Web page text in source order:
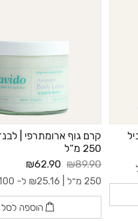
קרם גוף ארומתרפי |
250 מ”ל
₪89.90
₪62.90
250 מ״ל | ₪25.16 ל- 100 מ"ל
הוספה לסל